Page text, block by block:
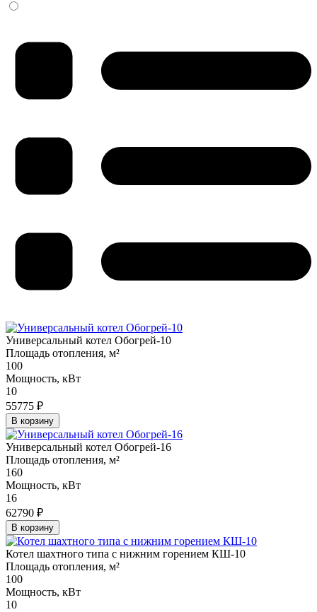
Универсальный котел Обогрей-10
Площадь отопления, м²
100
Мощность, кВт
10
55775 ₽
В корзину
Универсальный котел Обогрей-16
Площадь отопления, м²
160
Мощность, кВт
16
62790 ₽
В корзину
Котел шахтного типа с нижним горением КШ-10
Площадь отопления, м²
100
Мощность, кВт
10